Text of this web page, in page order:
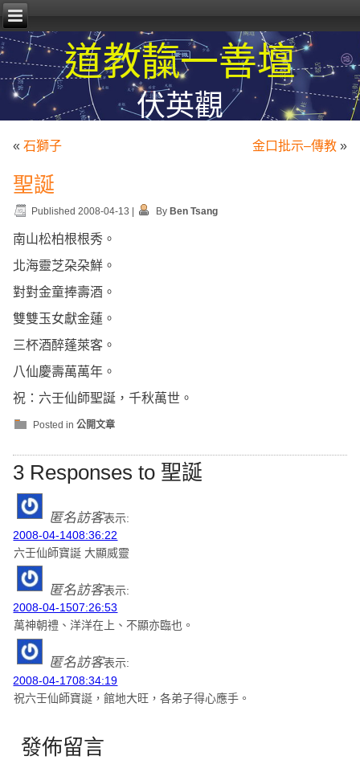
道教靝一善壇
伏英觀
«石獅子 金口批示–傳教»
聖誕
Published 2008-04-13 | By Ben Tsang
南山松柏根根秀。
北海靈芝朶朶鮮。
對對金童捧壽酒。
雙雙玉女獻金蓮。
三杯酒醉蓬萊客。
八仙慶壽萬萬年。
祝：六壬仙師聖誕，千秋萬世。
Posted in 公開文章
3 Responses to 聖誕
匿名訪客表示:
2008-04-1408:36:22
六壬仙師寶誕 大顯威靈
匿名訪客表示:
2008-04-1507:26:53
萬神朝禮、洋洋在上、不顯亦臨也。
匿名訪客表示:
2008-04-1708:34:19
祝六壬仙師寶誕，館地大旺，各弟子得心應手。
發佈留言